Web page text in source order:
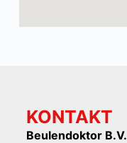
KONTAKT
Beulendoktor B.V.